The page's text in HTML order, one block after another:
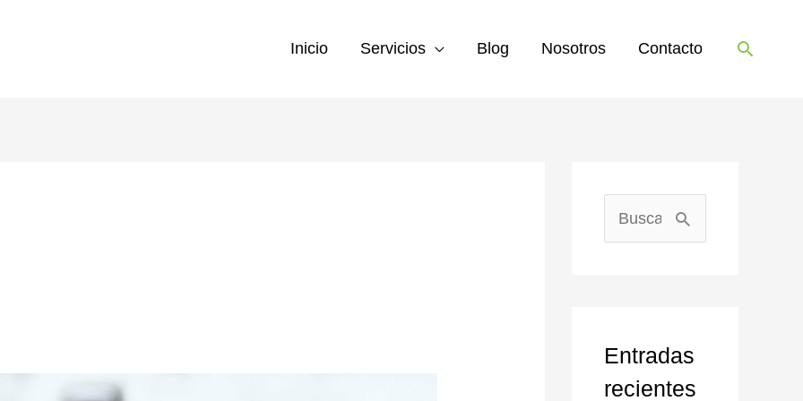
Inicio Servicios Blog Nosotros Contacto Buscar
a
r
Entradas
recientes